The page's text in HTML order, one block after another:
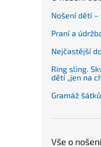
Nošení dětí
Praní a
Nejčastější
Ring sling.
dětí „jen na
Gramáž šátků
Vše o